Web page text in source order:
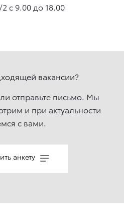
с 9.00 до 18.00
вакансии?
отправьте письмо. Мы
и при актуальности
с вами.
анкету